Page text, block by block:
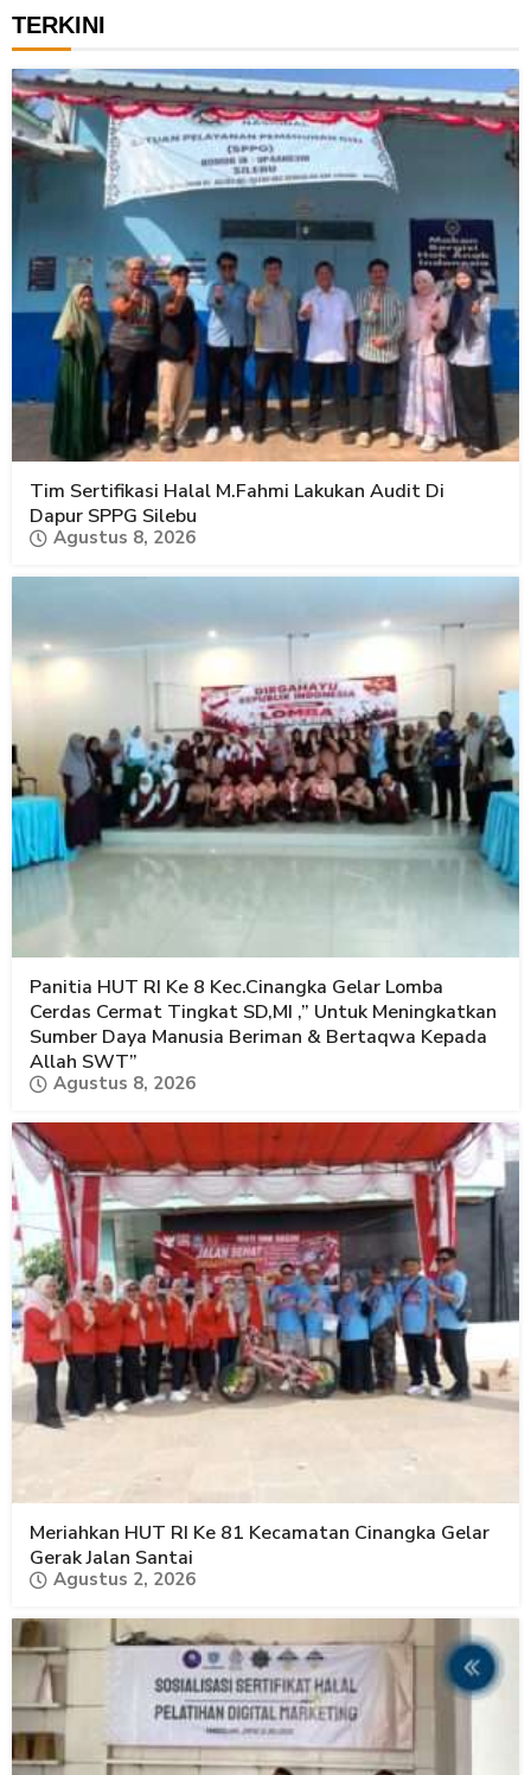
TERKINI
Tim Sertifikasi Halal M.Fahmi Lakukan Audit Di
Dapur SPPG Silebu
Agustus 8, 2026
Panitia HUT RI Ke 8 Kec.Cinangka Gelar Lomba
Cerdas Cermat Tingkat SD,MI ,” Untuk Meningkatkan
Sumber Daya Manusia Beriman & Bertaqwa Kepada
Allah SWT”
Agustus 8, 2026
Meriahkan HUT RI Ke 81 Kecamatan Cinangka Gelar
Gerak Jalan Santai
Agustus 2, 2026